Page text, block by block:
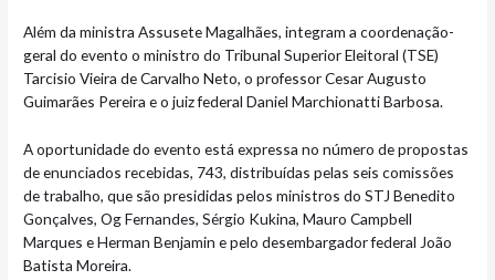
Além da ministra Assusete Magalhães, integram a coordenação-
geral do evento o ministro do Tribunal Superior Eleitoral (TSE)
Tarcisio Vieira de Carvalho Neto, o professor Cesar Augusto
Guimarães Pereira e o juiz federal Daniel Marchionatti Barbosa.
A oportunidade do evento está expressa no número de propostas
de enunciados recebidas, 743, distribuídas pelas seis comissões
de trabalho, que são presididas pelos ministros do STJ Benedito
Gonçalves, Og Fernandes, Sérgio Kukina, Mauro Campbell
Marques e Herman Benjamin e pelo desembargador federal João
Batista Moreira.